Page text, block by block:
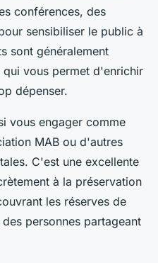
conférences, des
sensibiliser le public à
sont généralement
vous permet d'enrichir
dépenser.
vous engager comme
MAB ou d'autres
C'est une excellente
à la préservation
les réserves de
personnes partageant